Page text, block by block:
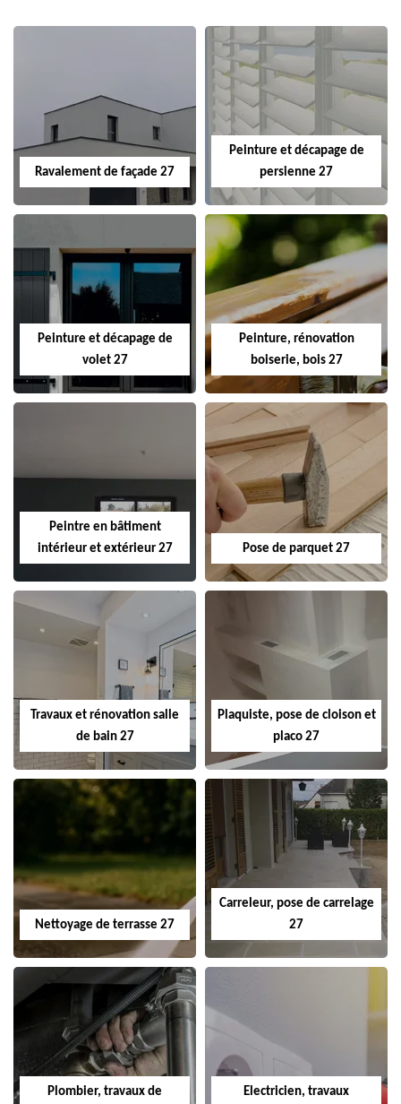
Ravalement de façade 27
Peinture et décapage de
persienne 27
Peinture et décapage de
volet 27
Peinture, rénovation
boiserie, bois 27
Peintre en bâtiment
intérieur et extérieur 27
Pose de parquet 27
Travaux et rénovation salle
de bain 27
Plaquiste, pose de cloison et
placo 27
Nettoyage de terrasse 27
Carreleur, pose de carrelage
27
Plombier, travaux de
Electricien, travaux